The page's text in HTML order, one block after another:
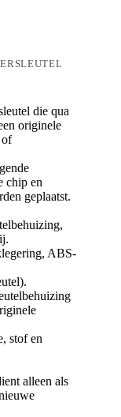
die qua
originele
of
chip en
geplaatst.
ABS-
stof en
alleen als